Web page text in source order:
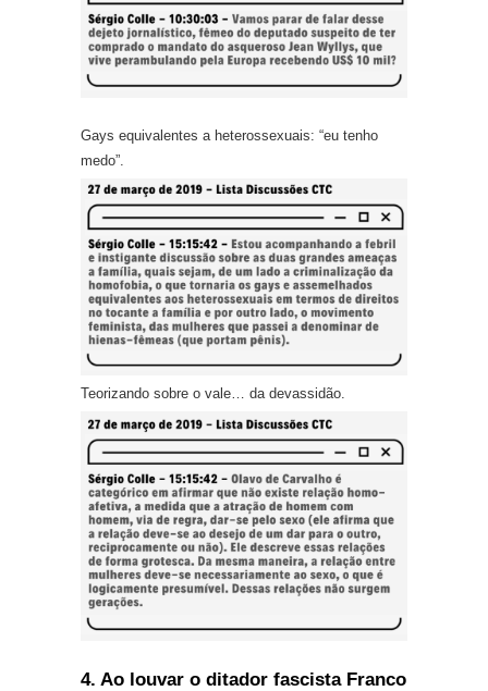
Gays equivalentes a heterossexuais: “eu tenho
medo”.
Teorizando sobre o vale… da devassidão.
4. Ao louvar o ditador fascista Franco